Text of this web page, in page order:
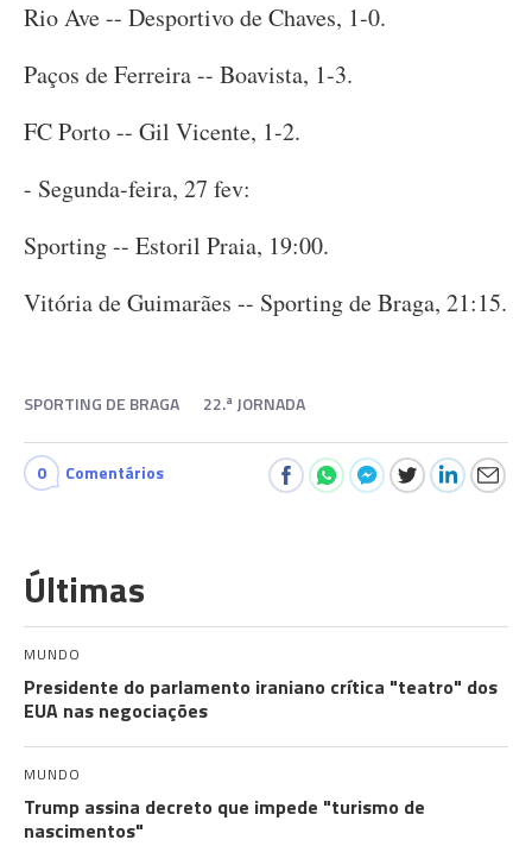
Rio Ave -- Desportivo de Chaves, 1-0.
Paços de Ferreira -- Boavista, 1-3.
FC Porto -- Gil Vicente, 1-2.
- Segunda-feira, 27 fev:
Sporting -- Estoril Praia, 19:00.
Vitória de Guimarães -- Sporting de Braga, 21:15.
SPORTING DE BRAGA 22.ª JORNADA
0 Comentários
Últimas
MUNDO
Presidente do parlamento iraniano crítica "teatro" dos
EUA nas negociações
MUNDO
Trump assina decreto que impede "turismo de
nascimentos"